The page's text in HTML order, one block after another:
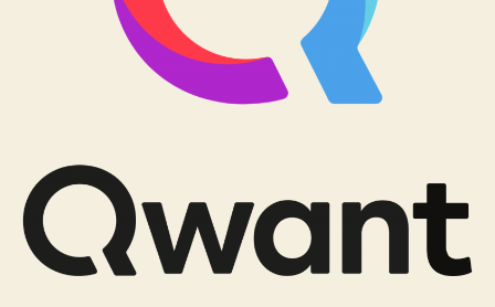
taxerons
Qwant
! »